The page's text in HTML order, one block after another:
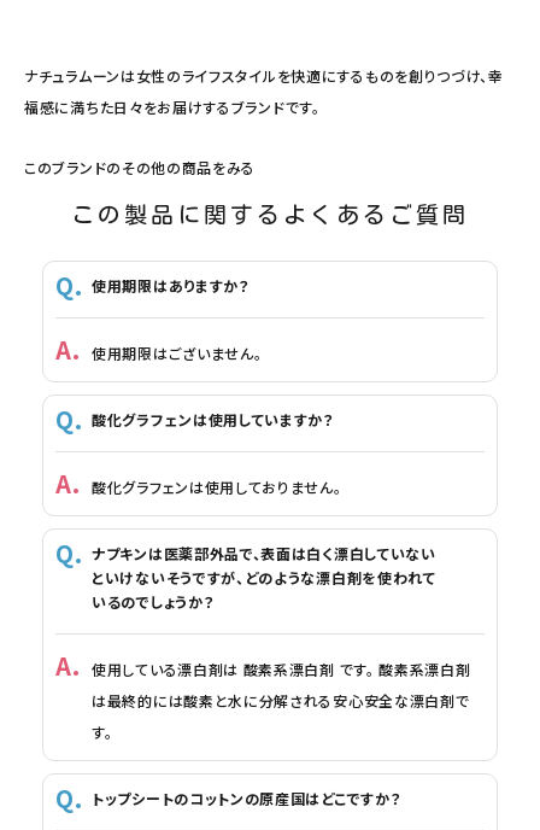
ナチュラムーンは女性のライフスタイルを快適にするものを創りつづけ、幸
福感に満ちた日々をお届けするブランドです。
このブランドのその他の商品をみる
この製品に関するよくあるご質問
使用期限はありますか？
使用期限はございません。
酸化グラフェンは使用していますか？
酸化グラフェンは使用しておりません。
ナプキンは医薬部外品で、表面は白く漂白していない
といけないそうですが、どのような漂白剤を使われて
いるのでしょうか？
使用している漂白剤は 酸素系漂白剤 です。 酸素系漂白剤
は最終的には酸素と水に分解される安心安全な漂白剤で
す。
トップシートのコットンの原産国はどこですか？